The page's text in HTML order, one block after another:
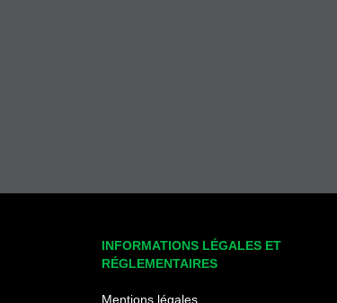
INFORMATIONS LÉGALES ET
RÉGLEMENTAIRES
Mentions légales